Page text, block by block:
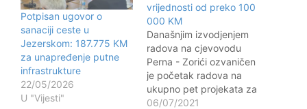
Potpisan ugovor o
sanaciji ceste u
Jezerskom: 187.775 KM
za unapređenje putne
infrastrukture
22/05/2026
U "Vijesti"
vrijednosti od preko 100
000 KM
Današnjim izvodjenjem
radova na cjevovodu
Perna - Zorići ozvaničen
je početak radova na
ukupno pet projekata za
koje je prije desetak
06/07/2021